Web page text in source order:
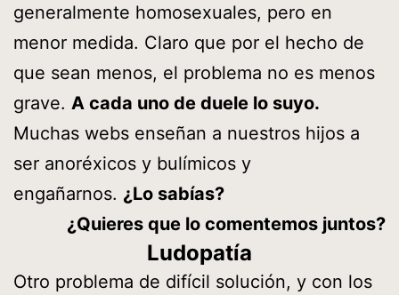
generalmente homosexuales, pero en
menor medida. Claro que por el hecho de
que sean menos, el problema no es menos
grave. A cada uno de duele lo suyo.
Muchas webs enseñan a nuestros hijos a
ser anoréxicos y bulímicos y
engañarnos. ¿Lo sabías?
¿Quieres que lo comentemos juntos?
Ludopatía
Otro problema de difícil solución, y con los